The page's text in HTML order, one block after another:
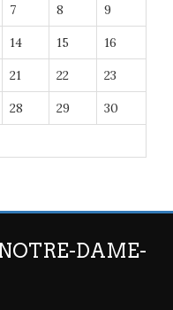
7 8 9
14 15 16
21 22 23
28 29 30
DAME-